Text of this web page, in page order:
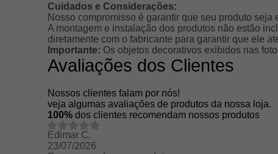
Cuidados e Considerações:
Nosso compromisso é garantir que seu produto
A montagem e instalação dos produtos não estão
diretamente com o fabricante para garantir que ele
Importante: Os objetos decorativos exibidos nas
Avaliações dos Clientes
Nossos clientes falam por nós!
veja algumas avaliações de produtos da nossa loja.
100% dos clientes recomendam nossos produtos
Edimar C.
23/07/2026